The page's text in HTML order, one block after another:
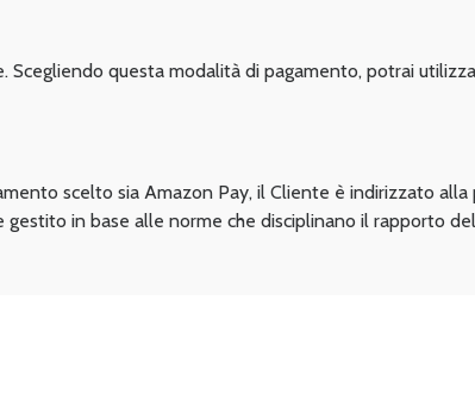
Scegliendo questa modalità di pagamento, potrai
scelto sia Amazon Pay, il Cliente è indirizzato
gestito in base alle norme che disciplinano il rapporto